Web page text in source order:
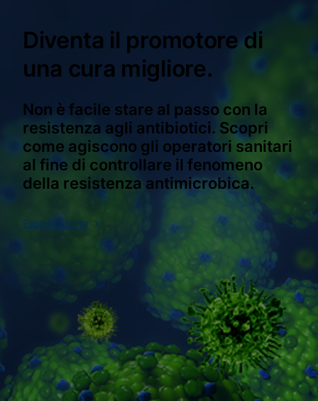
Diventa il promotore di
una cura migliore.
Non è facile stare al passo con la
resistenza agli antibiotici. Scopri
come agiscono gli operatori sanitari
al fine di controllare il fenomeno
della resistenza antimicrobica.
Esplora subito